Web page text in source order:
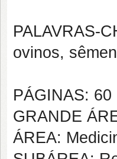
PALAVRAS-
ovinos,
PÁGINAS: 60
GRANDE
ÁREA: